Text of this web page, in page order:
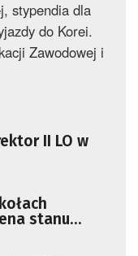
stypendia dla
do Korei.
Zawodowej i
II LO w
stanu